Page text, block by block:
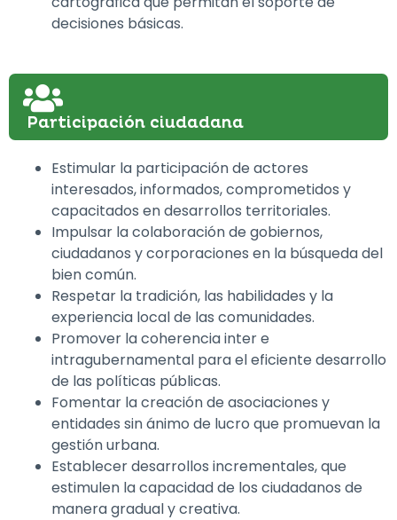
decisiones básicas.
Participación ciudadana
Estimular la participación de actores
interesados, informados, comprometidos y
capacitados en desarrollos territoriales.
Impulsar la colaboración de gobiernos,
ciudadanos y corporaciones en la búsqueda del
bien común.
Respetar la tradición, las habilidades y la
experiencia local de las comunidades.
Promover la coherencia inter e
intragubernamental para el eficiente desarrollo
de las políticas públicas.
Fomentar la creación de asociaciones y
entidades sin ánimo de lucro que promuevan la
gestión urbana.
Establecer desarrollos incrementales, que
estimulen la capacidad de los ciudadanos de
manera gradual y creativa.